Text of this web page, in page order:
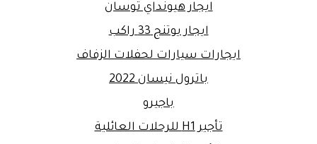
ايجار هيونداي توسان
ايجار يوتنج 33 راكب
ايجارات سيارات لحفلات الزفاف
باترول نيسان 2022
باجيرو
تأجير H1 للرحلات العائلية